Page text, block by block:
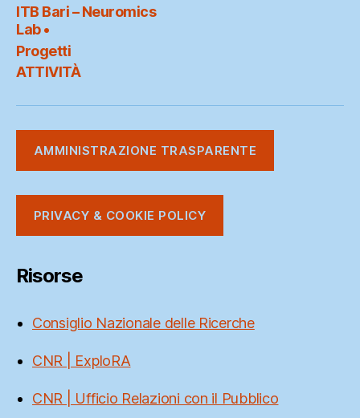
ITB Bari – Neuromics
Lab •
Progetti
ATTIVITÀ
AMMINISTRAZIONE TRASPARENTE
PRIVACY & COOKIE POLICY
Risorse
Consiglio Nazionale delle Ricerche
CNR | ExploRA
CNR | Ufficio Relazioni con il Pubblico